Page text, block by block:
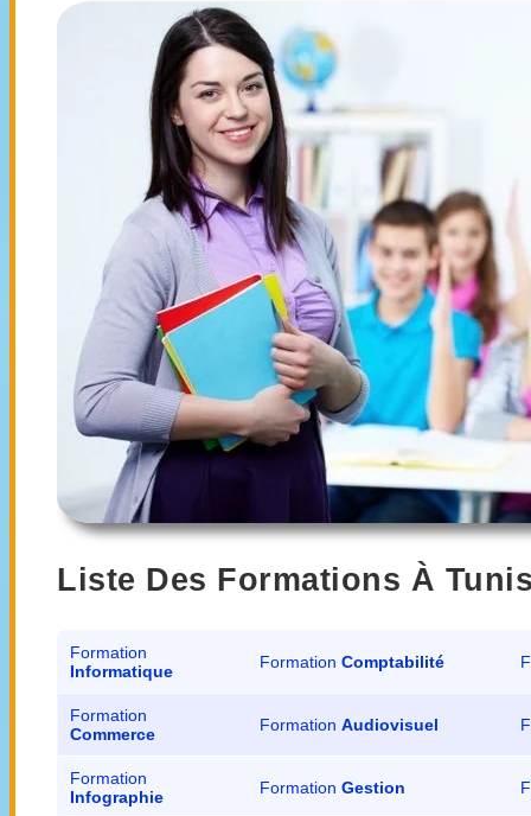
Liste Des Formations À
Formation
Informatique
Formation Comptabilité
Formation
Commerce
Formation Audiovisuel
Formation
Infographie
Formation Gestion